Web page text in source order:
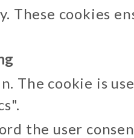
These cookies
The cookie is
the user